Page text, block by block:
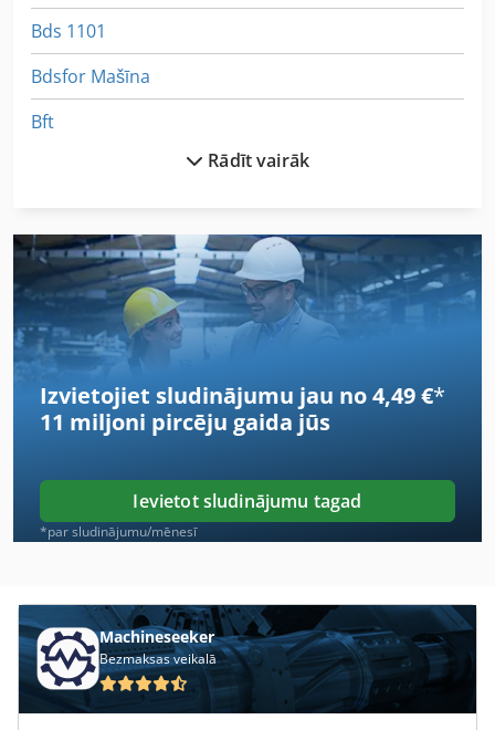
Bds 1101
Bdsfor Mašīna
Bft
Hbm 480
Hermle Uwf 1202
Hermle Uwf 1202 H
Hermle Uwf 802 M
Hermle Uwf 851
Hermle Uwf 900
Hermle Uwf 902 H
Index Ms40-6
Kunzmann Wf4 3
Mikron Wf 3 Sa
Rādīt vairāk
Izvietojiet sludinājumu jau no 4,49 €*
11 miljoni pircēju gaida jūs
Ievietot sludinājumu tagad
*par sludinājumu/mēnesī
Machineseeker
Bezmaksas veikalā